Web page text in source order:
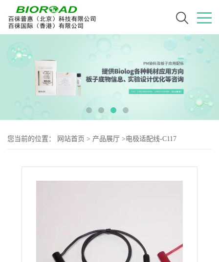
您当前的位置： 网站首页 > 产品展厅 >电极适配线-C117